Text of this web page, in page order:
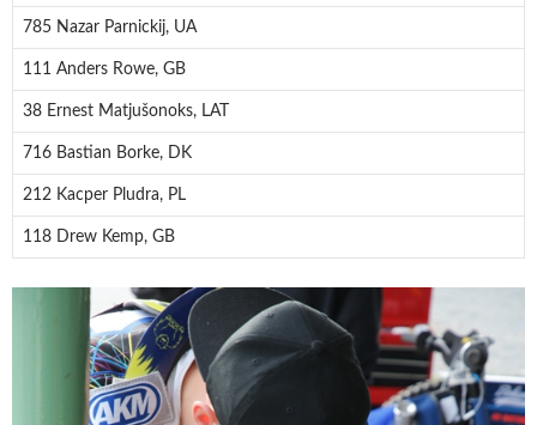
785 Nazar Parnickij, UA
111 Anders Rowe, GB
38 Ernest Matjušonoks, LAT
716 Bastian Borke, DK
212 Kacper Pludra, PL
118 Drew Kemp, GB